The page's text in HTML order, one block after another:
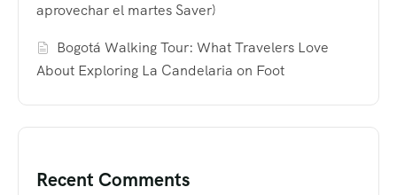
aprovechar el martes Saver)
Bogotá Walking Tour: What Travelers Love
About Exploring La Candelaria on Foot
Recent Comments